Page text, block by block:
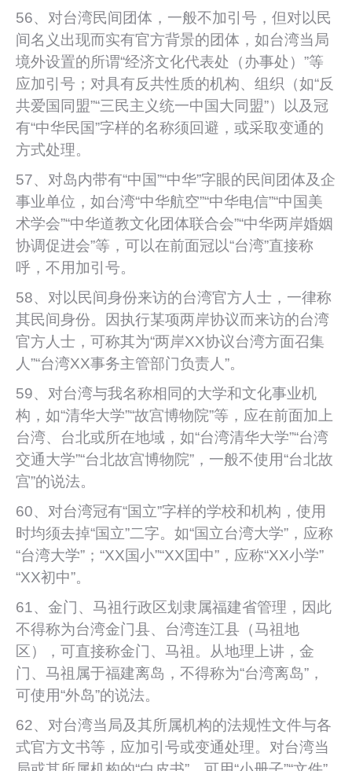
56、对台湾民间团体，一般不加引号，但对以民
间名义出现而实有官方背景的团体，如台湾当局
境外设置的所谓“经济文化代表处（办事处）”等
应加引号；对具有反共性质的机构、组织（如“反
共爱国同盟”“三民主义统一中国大同盟”）以及冠
有“中华民国”字样的名称须回避，或采取变通的
方式处理。
57、对岛内带有“中国”“中华”字眼的民间团体及企
事业单位，如台湾“中华航空”“中华电信”“中国美
术学会”“中华道教文化团体联合会”“中华两岸婚姻
协调促进会”等，可以在前面冠以“台湾”直接称
呼，不用加引号。
58、对以民间身份来访的台湾官方人士，一律称
其民间身份。因执行某项两岸协议而来访的台湾
官方人士，可称其为“两岸XX协议台湾方面召集
人”“台湾XX事务主管部门负责人”。
59、对台湾与我名称相同的大学和文化事业机
构，如“清华大学”“故宫博物院”等，应在前面加上
台湾、台北或所在地域，如“台湾清华大学”“台湾
交通大学”“台北故宫博物院”，一般不使用“台北故
宫”的说法。
60、对台湾冠有“国立”字样的学校和机构，使用
时均须去掉“国立”二字。如“国立台湾大学”，应称
“台湾大学”；“XX国小”“XX囯中”，应称“XX小学”
“XX初中”。
61、金门、马祖行政区划隶属福建省管理，因此
不得称为台湾金门县、台湾连江县（马祖地
区），可直接称金门、马祖。从地理上讲，金
门、马祖属于福建离岛，不得称为“台湾离岛”，
可使用“外岛”的说法。
62、对台湾当局及其所属机构的法规性文件与各
式官方文书等，应加引号或变通处理。对台湾当